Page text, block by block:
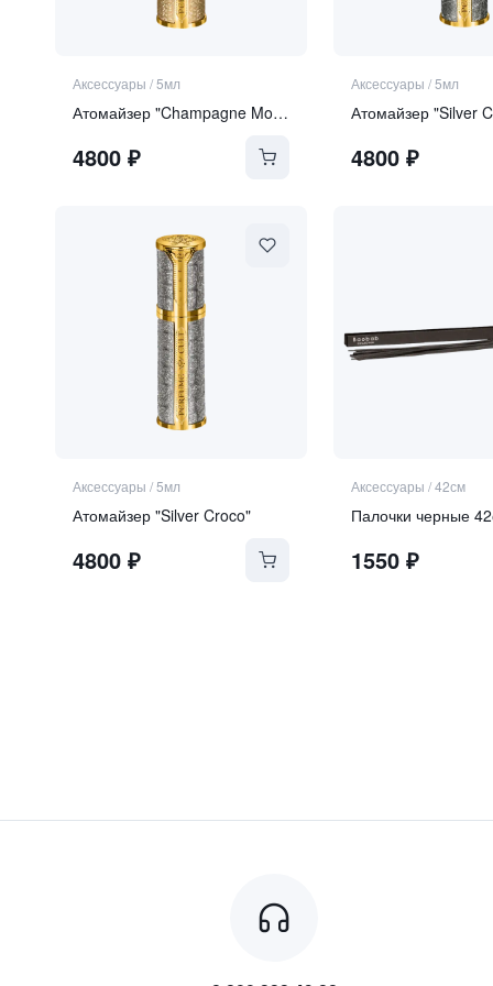
Аксессуары /5мл
Атомайзер "Champagne Mosaic"
4800₽
Аксессуары /5мл
Атомайзер "Silver
4800 ₽
Аксессуары /5мл
Атомайзер "Silver Croco"
4800₽
Аксессуары /42см
1550 ₽